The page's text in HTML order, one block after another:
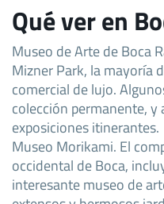
Qué ver en
Museo de Arte de Boca
Mizner Park, la mayoría
comercial de lujo.
colección permanente,
exposiciones itinerantes.
Museo Morikami. El
occidental de Boca,
interesante museo de